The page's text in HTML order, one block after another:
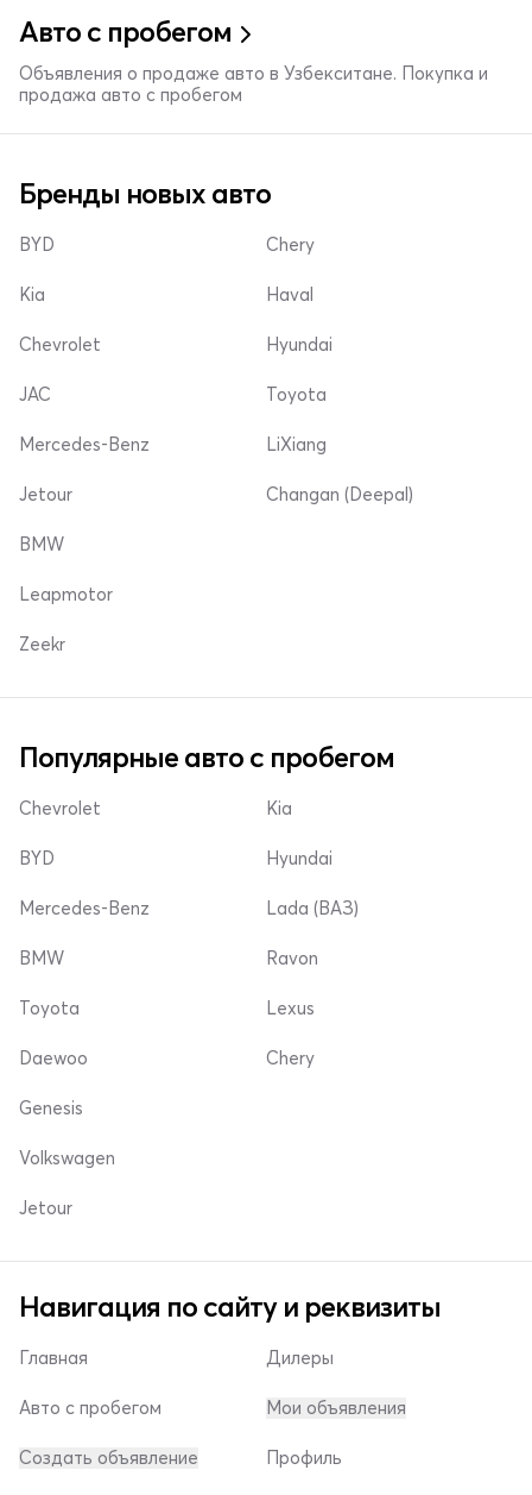
Авто с пробегом
Объявления о продаже авто в Узбекситане. Покупка и
продажа авто с пробегом
Бренды новых авто
BYD
Kia
Chevrolet
Chery
Haval
Hyundai
JAC
Mercedes-Benz
Jetour
Toyota
LiXiang
Changan (Deepal)
BMW
Leapmotor
Zeekr
Популярные авто с пробегом
Chevrolet
BYD
Mercedes-Benz
Kia
Hyundai
Lada (ВАЗ)
BMW
Toyota
Daewoo
Ravon
Lexus
Chery
Genesis
Volkswagen
Jetour
Навигация по сайту и реквизиты
Главная
Авто с пробегом
Создать объявление
Дилеры
Мои объявления
Профиль